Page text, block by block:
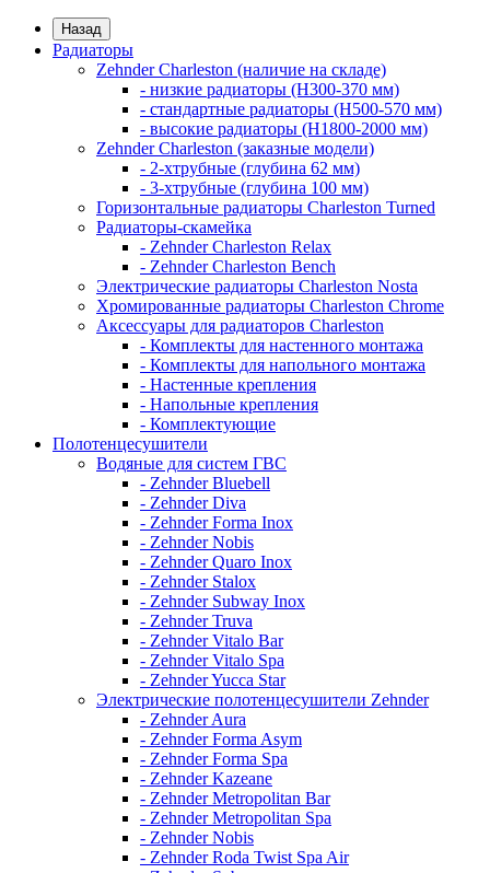
Назад
Радиаторы
Zehnder Charleston (наличие на складе)
- низкие радиаторы (H300-370 мм)
- стандартные радиаторы (H500-570 мм)
- высокие радиаторы (H1800-2000 мм)
Zehnder Charleston (заказные модели)
- 2-хтрубные (глубина 62 мм)
- 3-хтрубные (глубина 100 мм)
Горизонтальные радиаторы Charleston Turned
Радиаторы-скамейка
- Zehnder Charleston Relax
- Zehnder Charleston Bench
Электрические радиаторы Charleston Nosta
Хромированные радиаторы Charleston Chrome
Аксессуары для радиаторов Charleston
- Комплекты для настенного монтажа
- Комплекты для напольного монтажа
- Настенные крепления
- Напольные крепления
- Комплектующие
Полотенцесушители
Водяные для систем ГВС
- Zehnder Bluebell
- Zehnder Diva
- Zehnder Forma Inox
- Zehnder Nobis
- Zehnder Quaro Inox
- Zehnder Stalox
- Zehnder Subway Inox
- Zehnder Truva
- Zehnder Vitalo Bar
- Zehnder Vitalo Spa
- Zehnder Yucca Star
Электрические полотенцесушители Zehnder
- Zehnder Aura
- Zehnder Forma Asym
- Zehnder Forma Spa
- Zehnder Kazeane
- Zehnder Metropolitan Bar
- Zehnder Metropolitan Spa
- Zehnder Nobis
- Zehnder Roda Twist Spa Air